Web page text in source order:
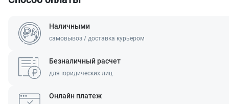
Наличными
самовывоз / доставка курьером
Безналичный расчет
для юридических лиц
Онлайн платеж